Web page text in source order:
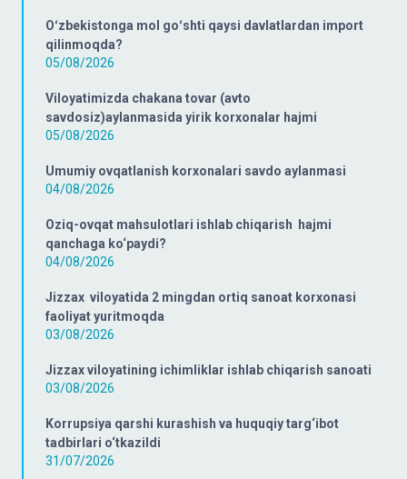
Oʻzbekistonga mol goʻshti qaysi davlatlardan import
qilinmoqda?
05/08/2026
Viloyatimizda chakana tovar (avto
savdosiz)aylanmasida yirik korxonalar hajmi
05/08/2026
Umumiy ovqatlanish korxonalari savdo aylanmasi
04/08/2026
Oziq-ovqat mahsulotlari ishlab chiqarish hajmi
qanchaga ko‘paydi?
04/08/2026
Jizzax viloyatida 2 mingdan ortiq sanoat korxonasi
faoliyat yuritmoqda
03/08/2026
Jizzax viloyatining ichimliklar ishlab chiqarish sanoati
03/08/2026
Korrupsiya qarshi kurashish va huquqiy targ‘ibot
tadbirlari o‘tkazildi
31/07/2026